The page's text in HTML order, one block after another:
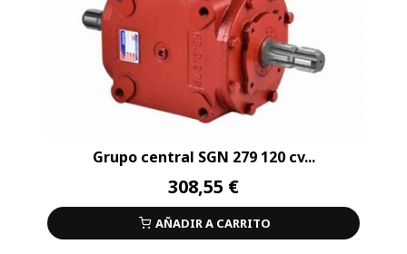
Grupo central SGN 279 120 cv...
308,55 €
AÑADIR A CARRITO